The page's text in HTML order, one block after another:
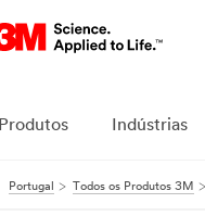
Produtos Indústrias
Portugal Todos os Produtos 3M